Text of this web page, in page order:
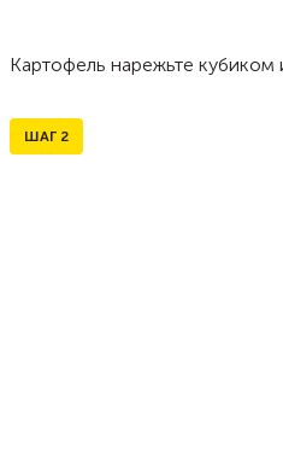
Картофель нарежьте кубиком
ШАГ 2